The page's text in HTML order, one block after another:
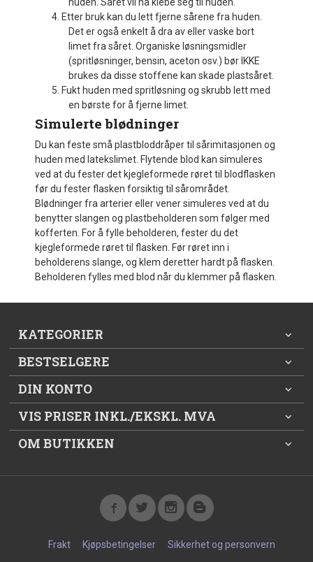
huden. Såret vil nå klebe seg til huden.
4. Etter bruk kan du lett fjerne sårene fra huden.
Det er også enkelt å dra av eller vaske bort
limet fra såret. Organiske løsningsmidler
(spritløsninger, bensin, aceton osv.) bør IKKE
brukes da disse stoffene kan skade plastsåret.
5. Fukt huden med spritløsning og skrubb lett med
en børste for å fjerne limet.
Simulerte blødninger
Du kan feste små plastbloddråper til sårimitasjonen og
huden med latekslimet. Flytende blod kan simuleres
ved at du fester det kjegleformede røret til blodflasken
før du fester flasken forsiktig til sårområdet.
Blødninger fra arterier eller vener simuleres ved at du
benytter slangen og plastbeholderen som følger med
kofferten. For å fylle beholderen, fester du det
kjegleformede røret til flasken. Før røret inn i
beholderens slange, og klem deretter hardt på flasken.
Beholderen fylles med blod når du klemmer på flasken.
KATEGORIER
BESTSELGERE
DIN KONTO
VIS PRISER INKL./EKSKL. MVA
OM BUTIKKEN
Frakt Kjøpsbetingelser Sikkerhet og personvern